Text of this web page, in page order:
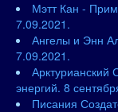
Мэтт Кан -
7.09.2021.
Ангелы и Энн
7.09.2021.
Арктурианский
энергий. 8
Писания